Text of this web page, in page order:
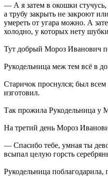
— А я затем в окошки стучусь,
а трубу закрыть не закроют
умереть от угара можно. А
холодно, у которых нету
Тут добрый Мороз Иванович
Рукодельница меж тем всё в
Старичок проснулся; был
изготовил.
Так прожила Рукодельница у
На третий день Мороз
— Спасибо тебе, умная ты
всыпал целую горсть
Рукодельница поблагодарила,